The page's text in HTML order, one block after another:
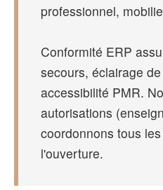
professionnel,
Conformité ERP
secours, éclairage
accessibilité PMR.
autorisations
coordonnons tous
l'ouverture.